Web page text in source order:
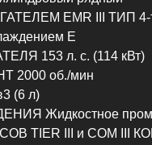
EMR III ТИП 4-
E
153 л. с. (114 кВт)
2000 об./мин
(6 л)
Жидкостное
TIER III и COM III